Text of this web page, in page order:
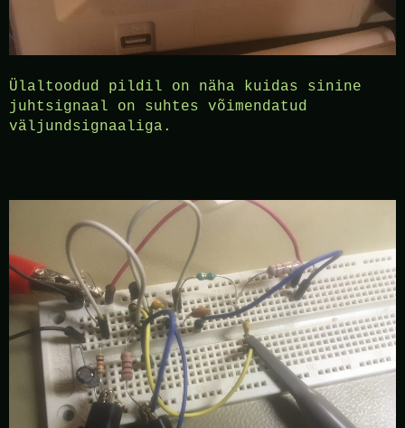
Ülaltoodud pildil on näha kuidas sinine
juhtsignaal on suhtes võimendatud
väljundsignaaliga.